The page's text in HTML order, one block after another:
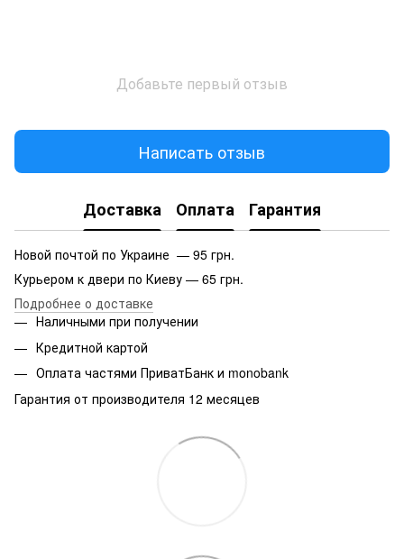
Добавьте первый отзыв
Написать отзыв
Доставка Оплата Гарантия
Новой почтой по Украине — 95 грн.
Курьером к двери по Киеву — 65 грн.
Подробнее о доставке
Наличными при получении
Кредитной картой
Оплата частями ПриватБанк и monobank
Гарантия от производителя 12 месяцев